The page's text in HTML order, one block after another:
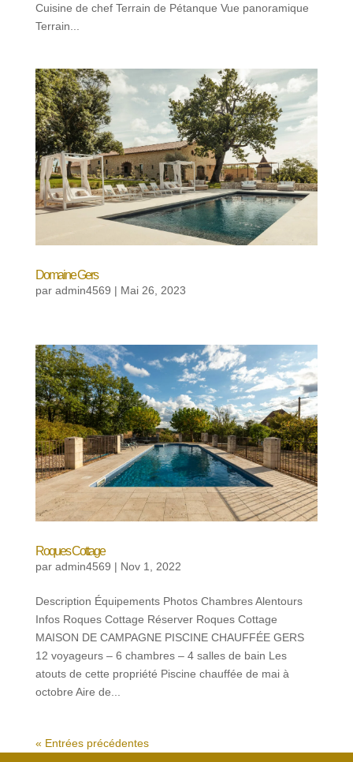
Cuisine de chef Terrain de Pétanque Vue panoramique
Terrain...
Domaine Gers
par admin4569 | Mai 26, 2023
Roques Cottage
par admin4569 | Nov 1, 2022
Description Équipements Photos Chambres Alentours
Infos Roques Cottage Réserver Roques Cottage
MAISON DE CAMPAGNE PISCINE CHAUFFÉE GERS
12 voyageurs – 6 chambres – 4 salles de bain Les
atouts de cette propriété Piscine chauffée de mai à
octobre Aire de...
« Entrées précédentes